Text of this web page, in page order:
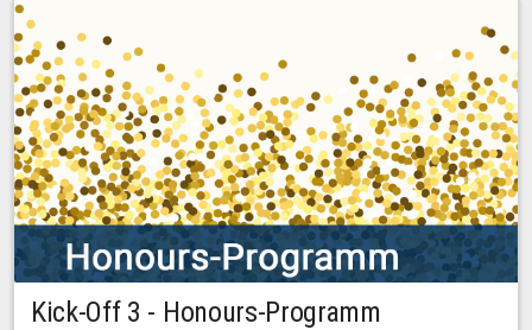
Kick-Off 3 - Honours-Programm